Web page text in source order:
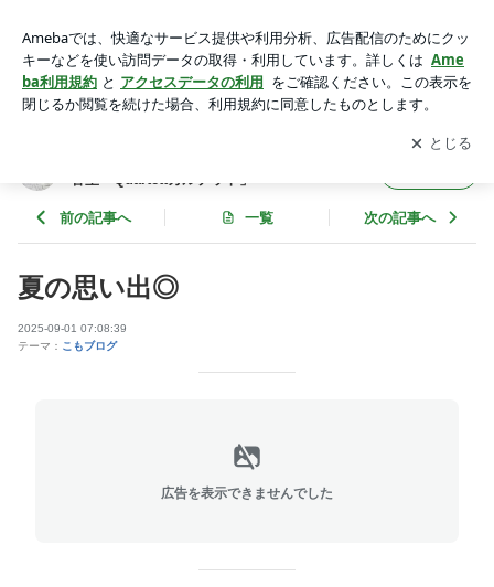
容室「Quartettカルテット」
アプリをダウンロードして ブログの更新通知
を受け取りまし
ょう。
開く
容室「Quartettカルテット」
前の記事へ 一覧 次の記事へ
夏の思い出◎
2025-09-01 07:08:39
テーマ： こもブログ
広告を表示できませんでした